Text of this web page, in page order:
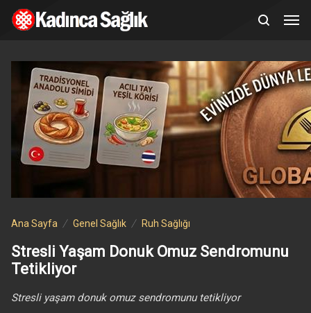
Ana Sayfa Genel Sağlık Ruh Sağlığı
Stresli Yaşam Donuk Omuz Sendromunu
Tetikliyor
Stresli yaşam donuk omuz sendromunu tetikliyor